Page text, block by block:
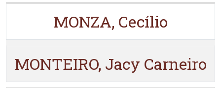
MONZA, Cecílio
MONTEIRO, Jacy Carneiro